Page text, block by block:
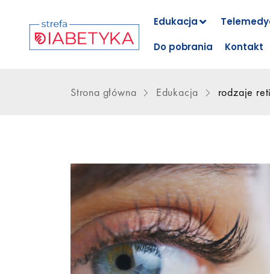
Edukacja
Do pobrania
Kontakt
Strona główna Edukacja rodzaje